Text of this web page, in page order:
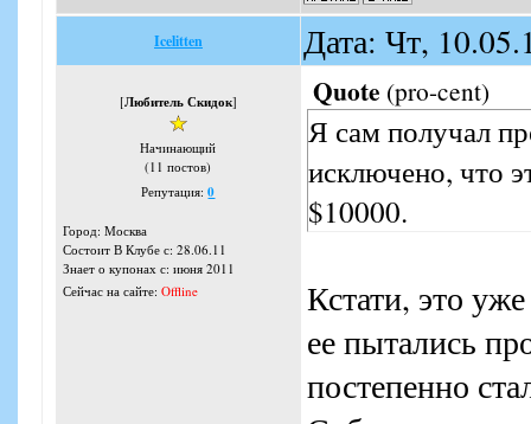
Icelitten Дата: Чт,
[Любитель Скидок]
Начинающий
(11 постов)
Репутация:0
Город: Москва
Состоит В Клубе с: 28.06.11
Знает о купонах с: июня 2011
Сейчас на сайте: Offline
Quote (pro-cent)
Я сам получал
исключено, что
$10000.
Кстати, это
ее пытались
постепенно